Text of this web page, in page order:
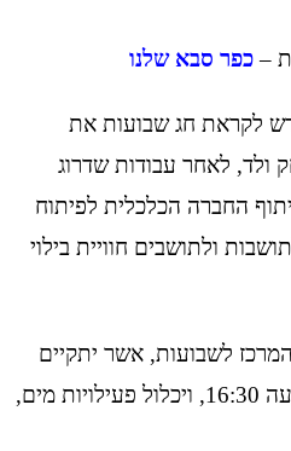
–כפר סבא שלנו
לקראת חג שבועות את
לאחר עבודות שדרוג
החברה הכלכלית לפיתוח
ולתושבים חוויית בילוי
לשבועות, אשר יתקיים
ביום רביעי 20/5, החל מהשעה 16:30, ויכלול פעילויות מים,